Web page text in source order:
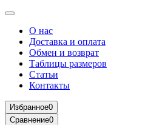
О нас
Доставка и оплата
Обмен и возврат
Таблицы размеров
Статьи
Контакты
Избранное0
Сравнение0